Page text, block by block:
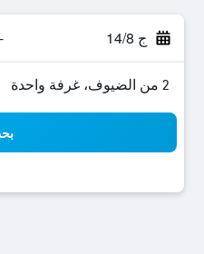
ج 14/8 -
2 من الضيوف، غرفة واحدة